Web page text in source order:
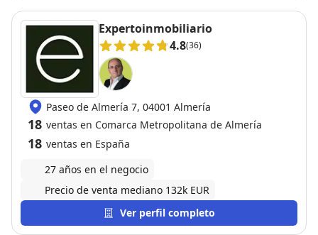
Expertoinmobiliario
4.8(36)
Paseo de Almería 7, 04001 Almería
18 ventas en Comarca Metropolitana de Almería
18 ventas en España
27 años en el negocio
Precio de venta mediano 132k EUR
Ver perfil completo